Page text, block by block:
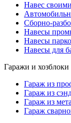
Навес
Сборно-
Навесы
Навесы
Навесы для
Гаражи и хозблоки
Гараж из
Гараж из
Гараж из
Гараж